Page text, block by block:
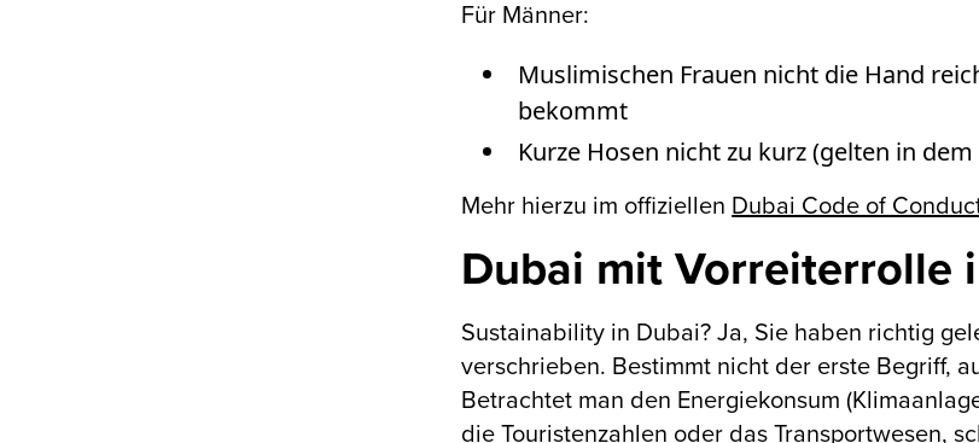
Für Männer:
Muslimischen Frauen nicht die Hand
bekommt
Kurze Hosen nicht zu kurz (gelten in
Mehr hierzu im offiziellen Dubai Code of
Dubai mit Vorreiterrolle
Sustainability in Dubai? Ja, Sie haben richtig
verschrieben. Bestimmt nicht der erste Begriff,
Betrachtet man den Energiekonsum
die Touristenzahlen oder das Transportwesen,